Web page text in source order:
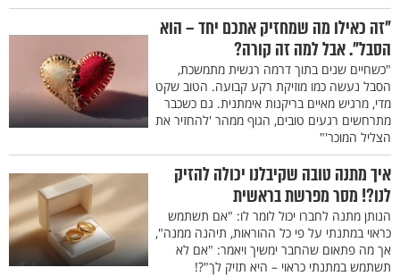
"זה כאילו מה שמחזיק אתכם יחד – הוא
הסבל". אבל למה זה קורה?
"כשחיים שנים בתוך דרמה רגשית מתמשכת,
הסבל נעשה כמו מוזיקת רקע קבועה. הטוב שקט
מדי, מרגיש מאיים בריקנות אימתנית. גם כשכבר
מתרחשים רגעים טובים, הגוף ממהר 'להחזיר את
הצליל המוכר'"
איך מתנה טובה שקיבלנו יכולה להזיק
לנו?! מסר מפרשת בראשית
הנותן מתנה לחברו יכול לומר לו: "אם תשתמש
כראוי במתנתי על פי כל ההוראות, תיהנה ממנה",
אך מה פתאום שהחבר ימשיך ויאמר: "אם לא
תשתמש במתנתי כראוי – היא תזיק לך"?!